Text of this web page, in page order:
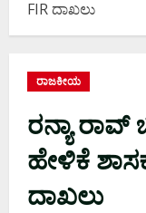
FIR ದಾಖಲು
ರಾಜಕೀಯ
ರನ್ಯಾ ರಾವ್‌
ಹೇಳಿಕೆ
ದಾಖಲು